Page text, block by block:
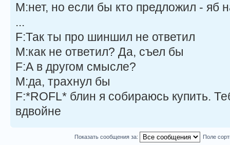
M:нет, но если бы кто предложил - яб
...
F:Так ты про шиншил не ответил
M:как не ответил? Да, съел бы
F:А в другом смысле?
M:да, трахнул бы
F:*ROFL* блин я собираюсь купить.
вдвойне
Показать сообщения за: Поле